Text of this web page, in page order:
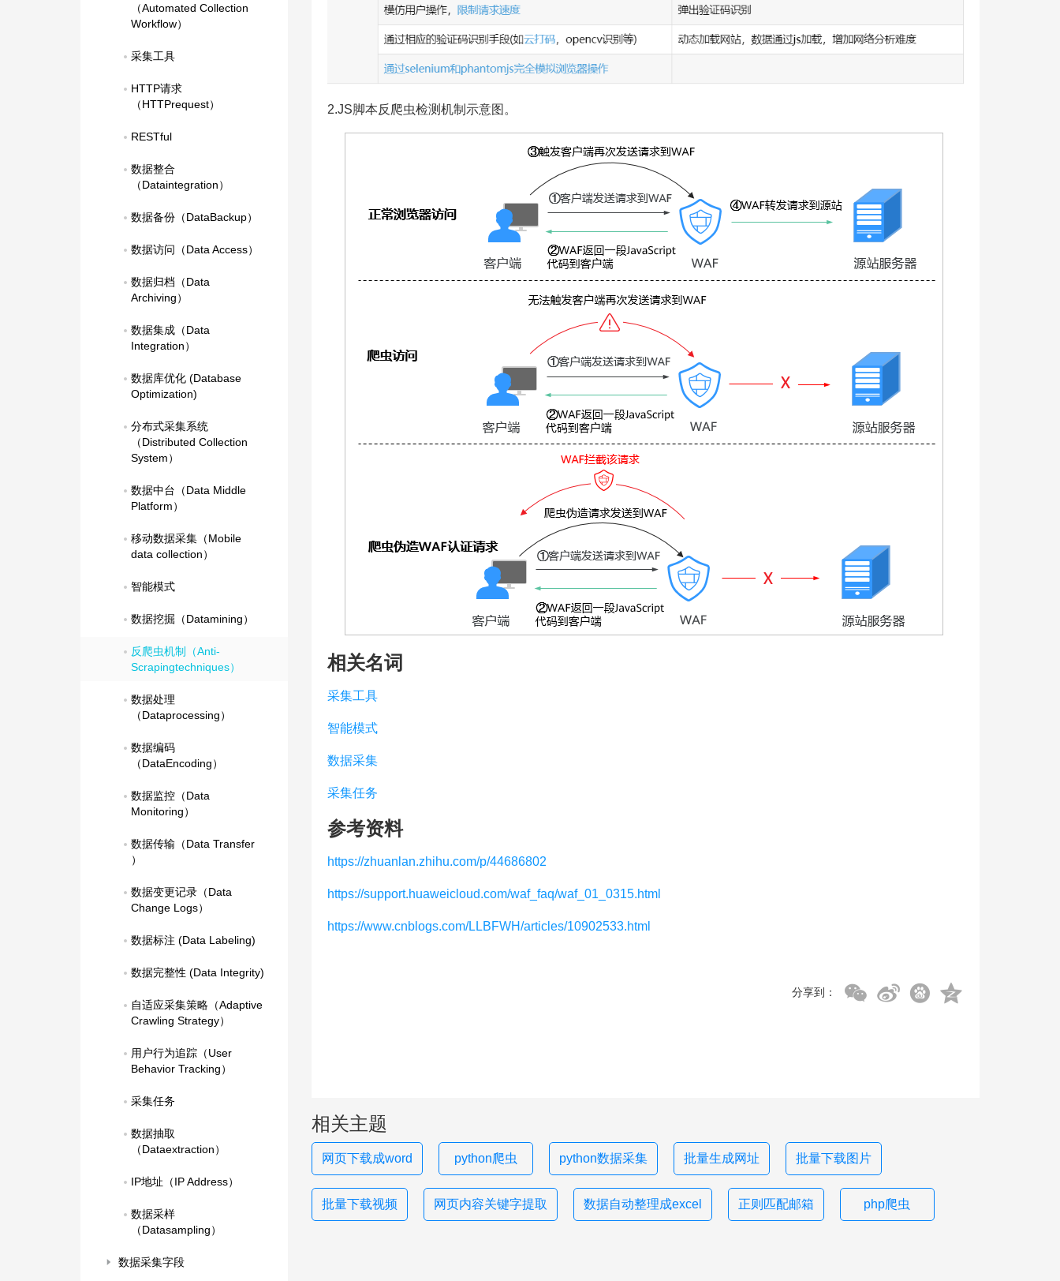
（Automated Collection
Workflow）
采集工具
HTTP请求
（HTTPrequest）
RESTful
数据整合
（Dataintegration）
数据备份（DataBackup）
数据访问（Data Access）
数据归档（Data
Archiving）
数据集成（Data
Integration）
数据库优化 (Database
Optimization)
分布式采集系统
（Distributed Collection
System）
数据中台（Data Middle
Platform）
移动数据采集（Mobile
data collection）
智能模式
数据挖掘（Datamining）
反爬虫机制（Anti-
Scrapingtechniques）
数据处理
（Dataprocessing）
数据编码
（DataEncoding）
数据监控（Data
Monitoring）
数据传输（Data Transfer
）
数据变更记录（Data
Change Logs）
数据标注 (Data Labeling)
数据完整性 (Data Integrity)
自适应采集策略（Adaptive
Crawling Strategy）
用户行为追踪（User
Behavior Tracking）
采集任务
数据抽取
（Dataextraction）
IP地址（IP Address）
数据采样
（Datasampling）
数据采集字段
2.JS脚本反爬虫检测机制示意图。
相关名词
采集工具
智能模式
数据采集
采集任务
参考资料
https://zhuanlan.zhihu.com/p/44686802
https://support.huaweicloud.com/waf_faq/waf_01_0315.html
https://www.cnblogs.com/LLBFWH/articles/10902533.html
分享到：
相关主题
网页下载成word python爬虫 python数据采集 批量生成网址 批量下载图片
批量下载视频 网页内容关键字提取 数据自动整理成excel 正则匹配邮箱 php爬虫